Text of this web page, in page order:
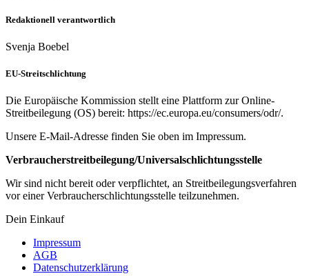
Redaktionell verantwortlich
Svenja Boebel
EU-Streitschlichtung
Die Europäische Kommission stellt eine Plattform zur Online-
Streitbeilegung (OS) bereit: https://ec.europa.eu/consumers/odr/.
Unsere E-Mail-Adresse finden Sie oben im Impressum.
Verbraucherstreitbeilegung/Universalschlichtungsstelle
Wir sind nicht bereit oder verpflichtet, an Streitbeilegungsverfahren
vor einer Verbraucherschlichtungsstelle teilzunehmen.
Dein Einkauf
Impressum
AGB
Datenschutzerklärung